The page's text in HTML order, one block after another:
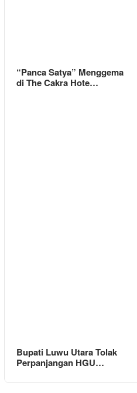
“Panca Satya” Menggema
di The Cakra Hote…
Bupati Luwu Utara Tolak
Perpanjangan HGU…